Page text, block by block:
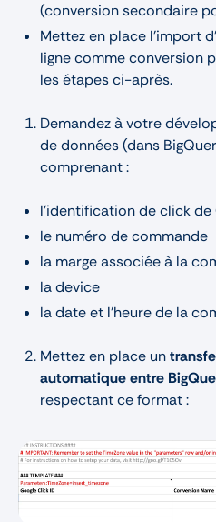
(conversion secondaire
Mettez en place l’import
ligne comme conversion
les étapes ci-après.
Demandez à votre
de données (dans
comprenant :
l’identification de click
le numéro de commande
la marge associée à la
la device
la date et l’heure de la
Mettez en place un
automatique entre
respectant ce format :